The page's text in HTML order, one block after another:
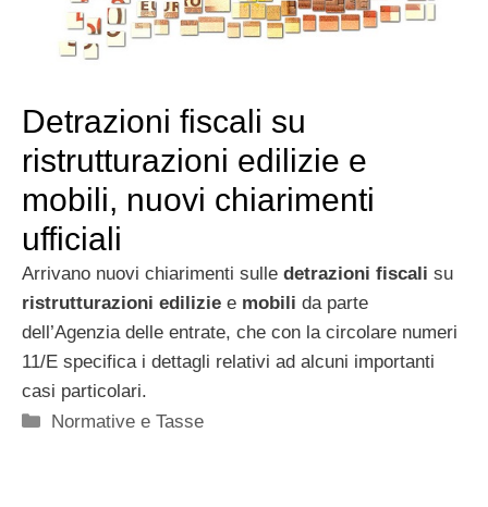
Detrazioni fiscali su
ristrutturazioni edilizie e
mobili, nuovi chiarimenti
ufficiali
Arrivano nuovi chiarimenti sulle detrazioni fiscali su
ristrutturazioni edilizie e mobili da parte
dell’Agenzia delle entrate, che con la circolare numeri
11/E specifica i dettagli relativi ad alcuni importanti
casi particolari.
Categorie
Normative e Tasse